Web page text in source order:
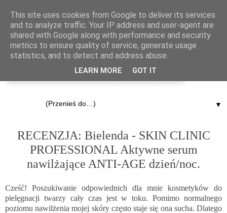
▼
RECENZJA: Bielenda - SKIN CLINIC
PROFESSIONAL Aktywne serum
nawilżające ANTI-AGE dzień/noc.
Cześć! Poszukiwanie odpowiednich dla mnie kosmetyków do
pielęgnacji twarzy cały czas jest w toku. Pomimo normalnego
poziomu nawilżenia mojej skóry często staje się ona sucha. Dlatego
This site uses cookies from Google to deliver its services
and to analyze traffic. Your IP address and user-agent are
shared with Google along with performance and security
metrics to ensure quality of service, generate usage
statistics, and to detect and address abuse.
LEARN MORE GOT IT